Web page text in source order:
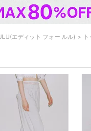
エディット フォー ルル)